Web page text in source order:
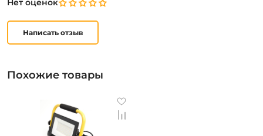
Нет оценок
Написать отзыв
Похожие товары